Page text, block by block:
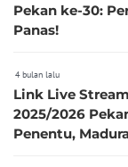
Pekan ke-30:
Panas!
4 bulan lalu
Link Live
2025/2026
Penentu,